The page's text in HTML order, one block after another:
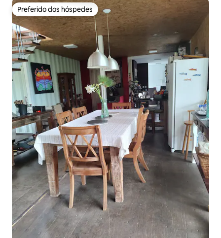
Preferido dos hóspedes
Preferido dos hóspedes